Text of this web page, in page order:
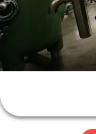
NEEM